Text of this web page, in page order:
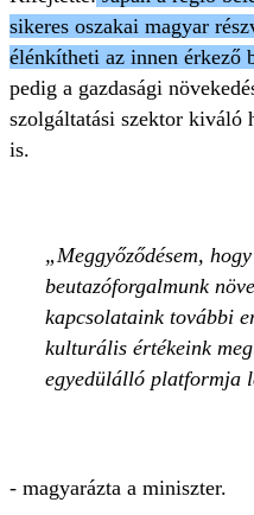
sikeres oszakai magyar
élénkítheti az innen érkező
pedig a gazdasági
szolgáltatási szektor kiváló
is.
Meggyőződésem,
beutazóforgalmunk
kapcsolataink további
kulturális értékeink
egyedülálló platformja
- magyarázta a miniszter.